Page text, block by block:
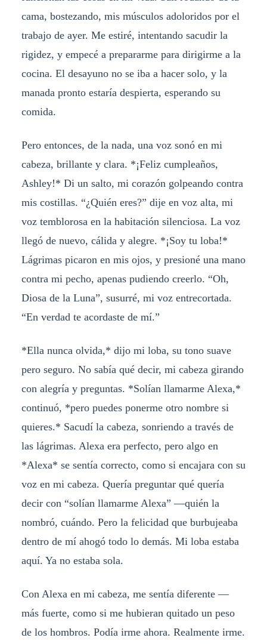
cama, bostezando, mis músculos adoloridos por el
trabajo de ayer. Me estiré, intentando sacudir la
rigidez, y empecé a prepararme para dirigirme a la
cocina. El desayuno no se iba a hacer solo, y la
manada pronto estaría despierta, esperando su
comida.
Pero entonces, de la nada, una voz sonó en mi
cabeza, brillante y clara. *¡Feliz cumpleaños,
Ashley!* Di un salto, mi corazón golpeando contra
mis costillas. “¿Quién eres?” dije en voz alta, mi
voz temblorosa en la habitación silenciosa. La voz
llegó de nuevo, cálida y alegre. *¡Soy tu loba!*
Lágrimas picaron en mis ojos, y presioné una mano
contra mi pecho, apenas pudiendo creerlo. “Oh,
Diosa de la Luna”, susurré, mi voz entrecortada.
“En verdad te acordaste de mí.”
*Ella nunca olvida,* dijo mi loba, su tono suave
pero seguro. No sabía qué decir, mi cabeza girando
con alegría y preguntas. *Solían llamarme Alexa,*
continuó, *pero puedes ponerme otro nombre si
quieres.* Sacudí la cabeza, sonriendo a través de
las lágrimas. Alexa era perfecto, pero algo en
*Alexa* se sentía correcto, como si encajara con su
voz en mi cabeza. Quería preguntar qué quería
decir con “solían llamarme Alexa” —quién la
nombró, cuándo. Pero la felicidad que burbujeaba
dentro de mí ahogó todo lo demás. Mi loba estaba
aquí. Ya no estaba sola.
Con Alexa en mi cabeza, me sentía diferente —
más fuerte, como si me hubieran quitado un peso
de los hombros. Podía irme ahora. Realmente irme.